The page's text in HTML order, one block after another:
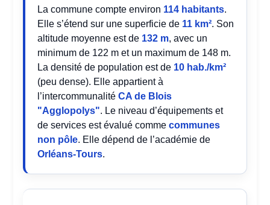
La commune compte environ 114 habitants.
Elle s’étend sur une superficie de 11 km². Son
altitude moyenne est de 132 m, avec un
minimum de 122 m et un maximum de 148 m.
La densité de population est de 10 hab./km²
(peu dense). Elle appartient à
l’intercommunalitéCA de Blois
"Agglopolys". Le niveau d’équipements et
de services est évalué commecommunes
non pôle. Elle dépend de l’académie de
Orléans-Tours.